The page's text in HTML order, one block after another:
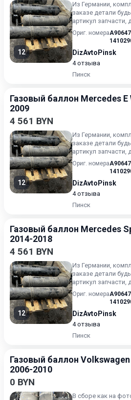
12
Из Германии,
заказе детали
артикул запчасти,
Ориг. номера
DizAvtoPinsk
4 отзыва
Пинск
Газовый баллон Mercedes E
2009
4 561 BYN
12
Из Германии,
заказе детали
артикул запчасти,
Ориг. номера
DizAvtoPinsk
4 отзыва
Пинск
Газовый баллон Mercedes
2014-2018
4 561 BYN
12
Из Германии,
заказе детали
артикул запчасти,
Ориг. номера
DizAvtoPinsk
4 отзыва
Пинск
Газовый баллон Volkswagen
2006-2010
0 BYN
В сборе как на